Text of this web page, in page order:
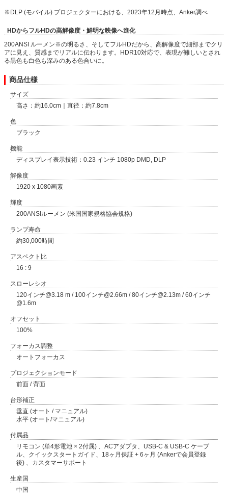
※DLP (モバイル) プロジェクターにおける、2023年12月時点、Anker調べ
HDからフルHDの高解像度・鮮明な映像へ進化
200ANSI ルーメン※の明るさ、そしてフルHDだから、高解像度で細部までクリ
アに見え、質感までリアルに伝わります。HDR10対応で、表現が難しいとされ
る黒色も白色も深みのある色合いに。
商品仕様
サイズ
高さ：約16.0cm｜直径：約7.8cm
色
ブラック
機能
ディスプレイ表示技術：0.23 インチ 1080p DMD, DLP
解像度
1920 x 1080画素
輝度
200ANSIルーメン (米国国家規格協会規格)
ランプ寿命
約30,000時間
アスペクト比
16 : 9
スローレシオ
120インチ@3.18 m / 100インチ@2.66m / 80インチ@2.13m / 60インチ
@1.6m
オフセット
100%
フォーカス調整
オートフォーカス
プロジェクションモード
前面 / 背面
台形補正
垂直 (オート / マニュアル)
水平 (オート/マニュアル)
付属品
リモコン (単4形電池 × 2付属) 、ACアダプタ、USB-C & USB-C ケーブ
ル、クイックスタートガイド、18ヶ月保証 + 6ヶ月 (Ankerで会員登録
後) 、カスタマーサポート
生産国
中国